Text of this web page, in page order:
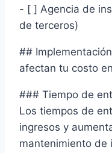
- [ ] Agencia de
de terceros)
##
afectan tu costo
### Tiempo de
Los tiempos de
ingresos y
mantenimiento de